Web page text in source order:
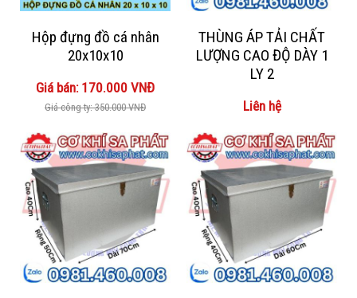
Hộp đựng đồ cá nhân
20x10x10
Giá bán: 170.000 VNĐ
Giá công ty: 350.000 VNĐ
THÙNG ÁP TẢI CHẤT
LƯỢNG CAO ĐỘ DÀY 1
LY 2
Liên hệ